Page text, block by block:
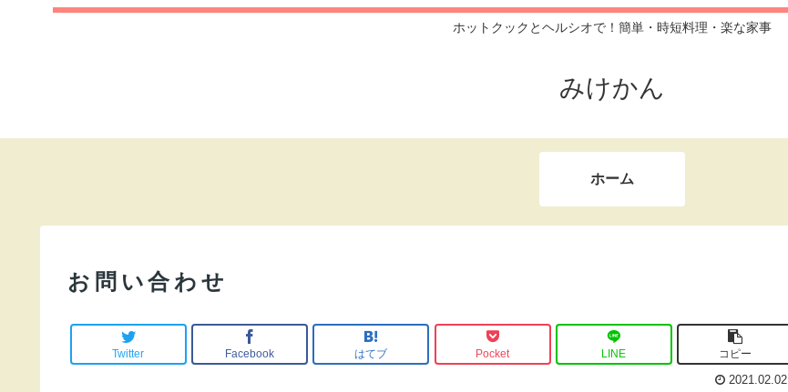
ホットクックとヘルシオで！簡単・時短料理・楽な家事
みけかん
ホーム
お問い合わせ
Twitter Facebook はてブ Pocket LINE コピー
2021.02.02